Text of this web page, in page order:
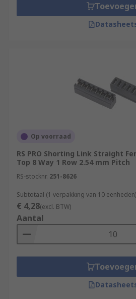
Op voorraad
RS PRO Shorting Link Straight
Top 8 Way 1 Row 2.54 mm Pitch
RS-stocknr. 251-8626
Subtotaal (1 verpakking van 10 eenheden)
€ 4,28(excl. BTW)
Aantal